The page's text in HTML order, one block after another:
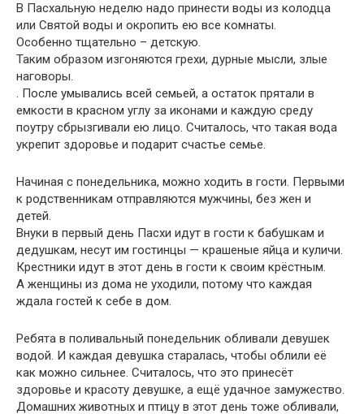
В Пасхальную неделю надо принести воды из колодца
или Святой воды и окропить ею все комнаты.
Особенно тщательно – детскую.
Таким образом изгоняются грехи, дурные мысли, злые
наговоры.
. После умывались всей семьей, а остаток прятали в
емкости в красном углу за иконами и каждую среду
поутру сбрызгивали ею лицо. Считалось, что такая вода
укрепит здоровье и подарит счастье семье.
Начиная с понедельника, можно ходить в гости. Первыми
к родственникам отправляются мужчины, без жен и
детей.
Внуки в первый день Пасхи идут в гости к бабушкам и
дедушкам, несут им гостинцы — крашеные яйца и куличи.
Крестники идут в этот день в гости к своим крёстным.
А женщины из дома не уходили, потому что каждая
ждала гостей к себе в дом.
Ребята в поливальный понедельник обливали девушек
водой. И каждая девушка старалась, чтобы облили её
как можно сильнее. Считалось, что это принесёт
здоровье и красоту девушке, а ещё удачное замужество.
Домашних животных и птицу в этот день тоже обливали,